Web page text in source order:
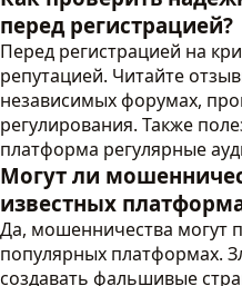
перед регистрацией?
Перед регистрацией на
репутацией. Читайте
независимых форумах,
регулирования. Также
платформа регулярные
Могут ли
известных
Да, мошенничества могут
популярных платформах.
создавать фальшивые